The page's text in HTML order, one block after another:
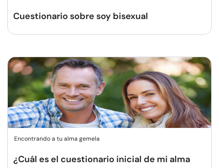
Cuestionario sobre soy bisexual
Encontrando a tu alma gemela
¿Cuál es el cuestionario inicial de mi alma